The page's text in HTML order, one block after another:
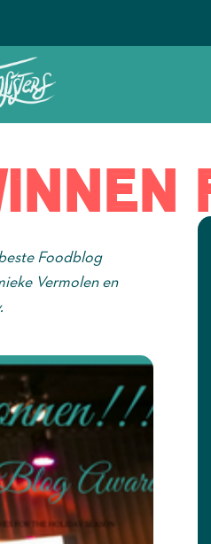
Foodblog
Vermolen en